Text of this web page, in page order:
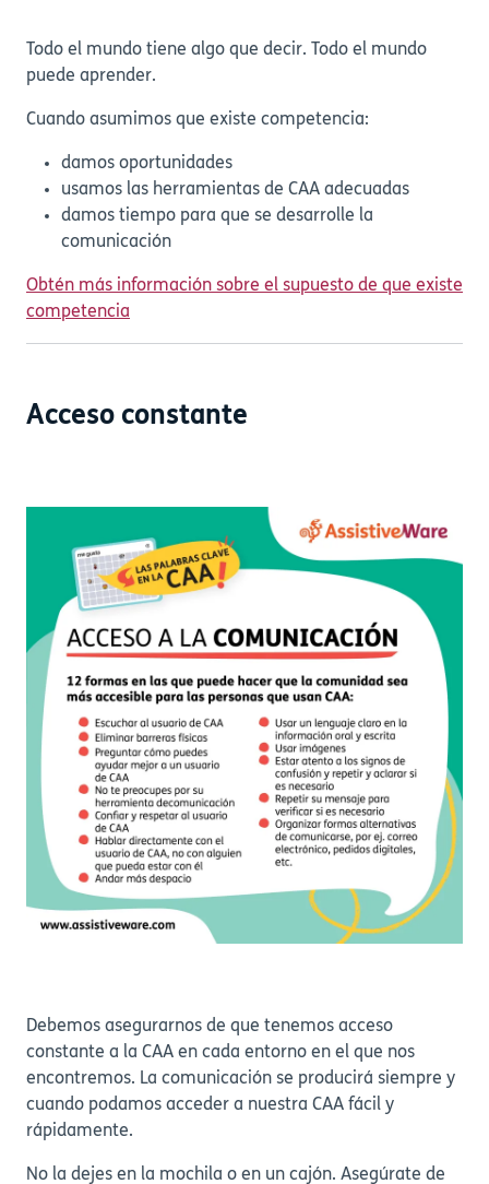
Todo el mundo tiene algo que decir. Todo el mundo
puede aprender.
Cuando asumimos que existe competencia:
damos oportunidades
usamos las herramientas de CAA adecuadas
damos tiempo para que se desarrolle la
comunicación
Obtén más información sobre el supuesto de que existe
competencia
Acceso constante
Debemos asegurarnos de que tenemos acceso
constante a la CAA en cada entorno en el que nos
encontremos. La comunicación se producirá siempre y
cuando podamos acceder a nuestra CAA fácil y
rápidamente.
No la dejes en la mochila o en un cajón. Asegúrate de